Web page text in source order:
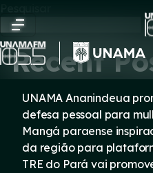
content
Pesquisar
Recent
UNAMA Ananindeua
defesa pessoal para
Mangá paraense
da região para
TRE do Pará vai